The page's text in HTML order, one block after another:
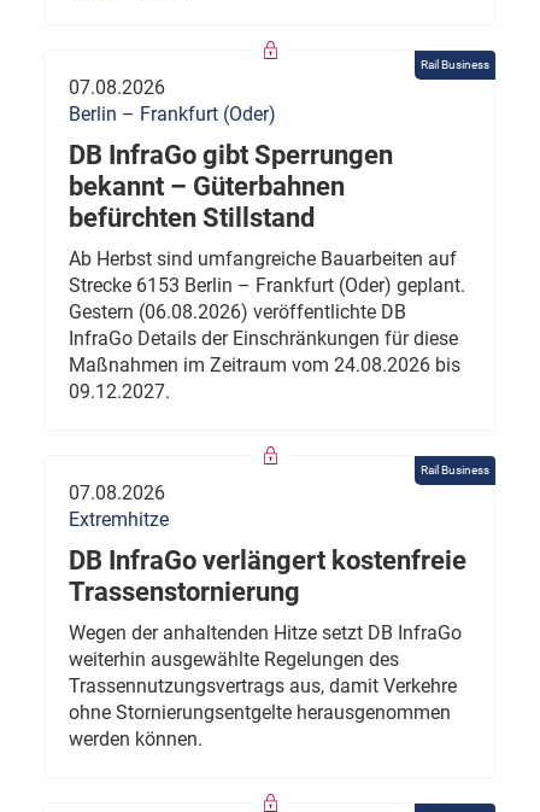
Rail Business
07.08.2026
Berlin – Frankfurt (Oder)
DB InfraGo gibt Sperrungen
bekannt – Güterbahnen
befürchten Stillstand
Ab Herbst sind umfangreiche Bauarbeiten auf
Strecke 6153 Berlin – Frankfurt (Oder) geplant.
Gestern (06.08.2026) veröffentlichte DB
InfraGo Details der Einschränkungen für diese
Maßnahmen im Zeitraum vom 24.08.2026 bis
09.12.2027.
Rail Business
07.08.2026
Extremhitze
DB InfraGo verlängert kostenfreie
Trassenstornierung
Wegen der anhaltenden Hitze setzt DB InfraGo
weiterhin ausgewählte Regelungen des
Trassennutzungsvertrags aus, damit Verkehre
ohne Stornierungsentgelte herausgenommen
werden können.